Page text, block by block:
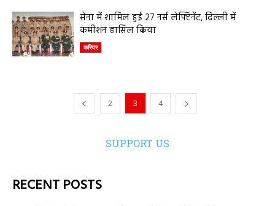
सेना में शामिल हुईं 27 नर्स लेफ्टिनेंट, दिल्ली में
कमीशन हासिल किया
करियर
2 3 4
SUPPORT US
RECENT POSTS